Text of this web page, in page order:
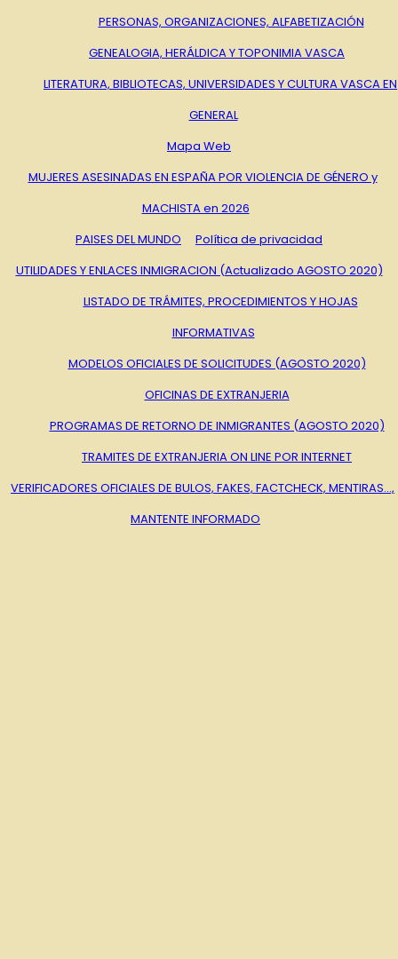
PERSONAS, ORGANIZACIONES, ALFABETIZACIÓN
GENEALOGIA, HERÁLDICA Y TOPONIMIA VASCA
LITERATURA, BIBLIOTECAS, UNIVERSIDADES Y CULTURA VASCA EN
GENERAL
Mapa Web
MUJERES ASESINADAS EN ESPAÑA POR VIOLENCIA DE GÉNERO y
MACHISTA en 2026
PAISES DEL MUNDO
Política de privacidad
UTILIDADES Y ENLACES INMIGRACION (Actualizado AGOSTO 2020)
LISTADO DE TRÁMITES, PROCEDIMIENTOS Y HOJAS
INFORMATIVAS
MODELOS OFICIALES DE SOLICITUDES (AGOSTO 2020)
OFICINAS DE EXTRANJERIA
PROGRAMAS DE RETORNO DE INMIGRANTES (AGOSTO 2020)
TRAMITES DE EXTRANJERIA ON LINE POR INTERNET
VERIFICADORES OFICIALES DE BULOS, FAKES, FACTCHECK, MENTIRAS…,
MANTENTE INFORMADO